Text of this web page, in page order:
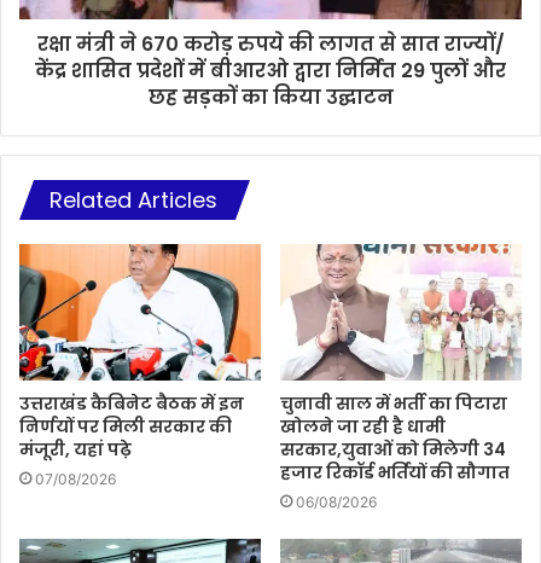
रक्षा मंत्री ने 670 करोड़ रुपये की लागत से सात राज्यों/
केंद्र शासित प्रदेशों में बीआरओ द्वारा निर्मित 29 पुलों और
छह सड़कों का किया उद्घाटन
Related Articles
उत्तराखंड कैबिनेट बैठक में इन
निर्णयों पर मिली सरकार की
मंजूरी, यहां पढ़े
07/08/2026
चुनावी साल में भर्ती का पिटारा
खोलने जा रही है धामी
सरकार,युवाओं को मिलेगी 34
हजार रिकॉर्ड भर्तियों की सौगात
06/08/2026